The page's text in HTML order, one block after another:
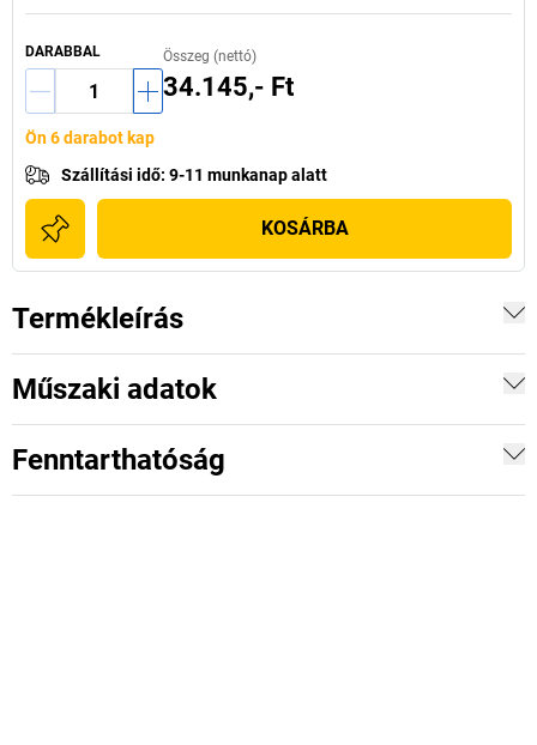
DARABBAL Összeg (nettó)
34.145,- Ft
Ön 6 darabot kap
Szállítási idő: 9-11 munkanap alatt
KOSÁRBA
Termékleírás
Műszaki adatok
Fenntarthatóság